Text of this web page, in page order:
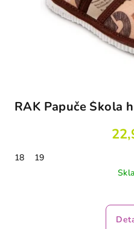
RAK Papuče Škola
18
19